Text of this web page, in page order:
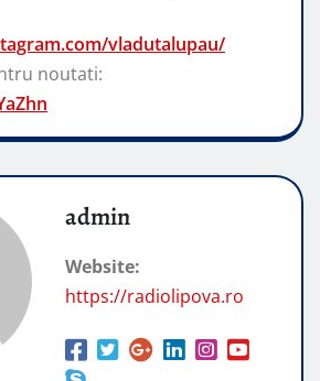
vladutalupau/
noutati:
admin
Website:
https://radiolipova.ro